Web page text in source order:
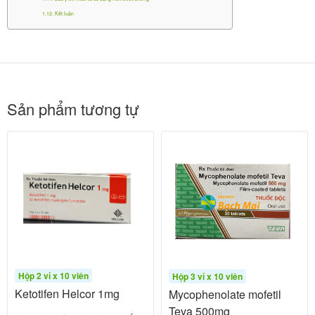
Methotrexate trong Hemetrex 2.5mg là một chất đối
Ức chế enzyme DHFR
mạnh hơn acid folic nội sinh với enzyme
dihydrofolate reductase, ngăn chặn chuyển hóa
gián đoạn tổng hợp nucleotide purin và thymidilate,
dẫn đến ức chế tổng hợp DNA và RNA, đặc biệt ở
pha S của chu kỳ tế bào.
Ức chế phân bào: Do ảnh hưởng đến tổng hợp
tế bào tăng sinh nhanh, như tế bào ung thư, tế bào
da trong vảy nến, hoặc tế bào viêm trong viêm
khớp dạng thấp.
Kết luận
Sản phẩm tương tự
Hộp 2 vỉ x 10 viên
Ketotifen Helcor 1mg
Hộp 3 vỉ x 10 viên
Mycophenolate mofetil
Teva 500mg